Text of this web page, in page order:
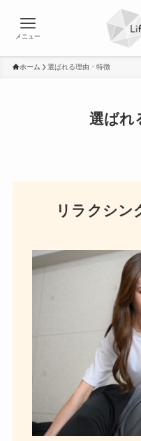
メニュー
ホーム 選ばれる理由・特徴
選ばれ
リラクシン